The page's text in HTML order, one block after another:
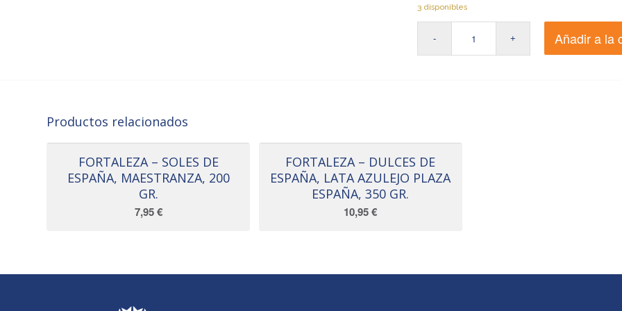
3 disponibles
Añadir a la
Productos relacionados
FORTALEZA – SOLES DE
ESPAÑA, MAESTRANZA, 200
GR.
7,95€
FORTALEZA – DULCES DE
ESPAÑA, LATA AZULEJO PLAZA
ESPAÑA, 350 GR.
10,95€